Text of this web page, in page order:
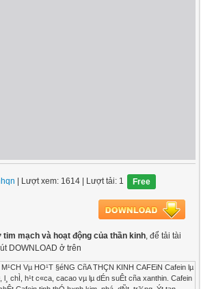
| Lượt xem: 1614 | Lượt tải: 1 Free
tim mạch và hoạt động của thần kinh, để tải tài
DOWNLOAD ở trên
Vµ HO¹T §éNG CñA THÇN KINH CAFEiN Cafein lµ
l¸ chÌ, h¹t c«ca, cacao vµ lµ dÉn suÊt cña xanthin. Cafein